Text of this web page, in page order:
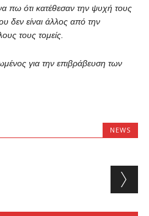
πω ότι κατέθεσαν την ψυχή τους
δεν είναι άλλος από την
τους τομείς.
για την επιβράβευση των
NEWS